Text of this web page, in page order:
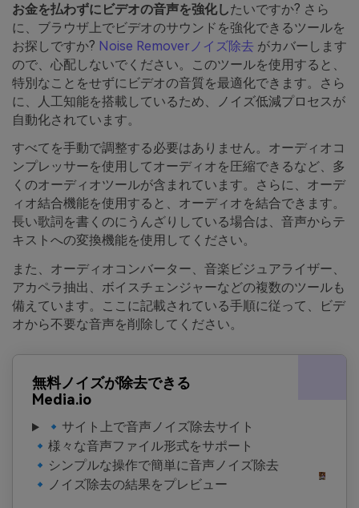
お金を払わずにビデオの音声を強化したいですか? さら
に、ブラウザ上でビデオのサウンドを強化できるツールを
お探しですか? Noise Removerノイズ除去 がカバーします
ので、心配しないでください。このツールを使用すると、
特別なことをせずにビデオの音質を最適化できます。さら
に、人工知能を搭載しているため、ノイズ低減プロセスが
自動化されています。
すべてを手動で調整する必要はありません。オーディオコ
ンプレッサーを使用してオーディオを圧縮できるなど、多
くのオーディオツールが含まれています。さらに、オーデ
ィオ結合機能を使用すると、オーディオを結合できます。
長い歌詞を書くのにうんざりしている場合は、音声からテ
キストへの変換機能を使用してください。
また、オーディオコンバーター、音楽ビジュアライザー、
アカペラ抽出、ボイスチェンジャーなどの複数のツールも
備えています。ここに記載されている手順に従って、ビデ
オから不要な音声を削除してください。
無料ノイズが除去できる
Media.io
🔹サイト上で音声ノイズ除去サイト
🔹様々な音声ファイル形式をサポート
🔹シンプルな操作で簡単に音声ノイズ除去
🔹ノイズ除去の結果をプレビュー